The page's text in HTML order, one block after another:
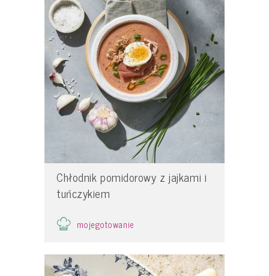
Chłodnik pomidorowy z jajkami i
tuńczykiem
mojegotowanie